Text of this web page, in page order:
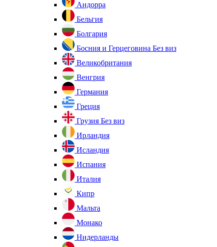
Андорра
Бельгия
Болгария
Босния и Герцеговина Без виз
Великобритания
Венгрия
Германия
Греция
Грузия Без виз
Ирландия
Исландия
Испания
Италия
Кипр
Мальта
Монако
Нидерланды